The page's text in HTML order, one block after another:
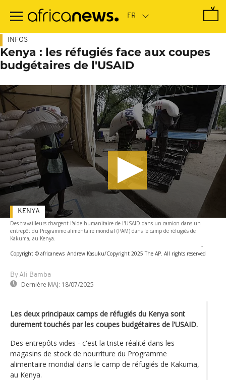
contenu
INFOS
Kenya : les réfugiés face aux coupes
budgétaires de l'USAID
Des travailleurs chargent l'aide humanitaire de l'USAID dans un camion dans un
entrepôt du Programme alimentaire mondial (PAM) dans le camp de réfugiés de
Kakuma, au Kenya.
-
Copyright © africanews Andrew Kasuku/Copyright 2025 The AP. All rights reserved
By Ali Bamba
Dernière MAJ: 18/07/2025
KENYA
Les deux principaux camps de réfugiés du Kenya sont
durement touchés par les coupes budgétaires de l'USAID.
Des entrepôts vides - c'est la triste réalité dans les
magasins de stock de nourriture du Programme
alimentaire mondial dans le camp de réfugiés de Kakuma,
au Kenya.